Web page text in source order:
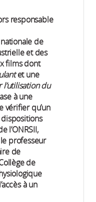
responsable
de
et des
films dont
et une
du
à une
vérifier qu’un
dispositions
l’ONRSII,
professeur
de
de
à un